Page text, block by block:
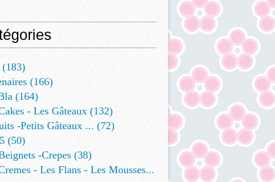
(183)
(166)
(164)
- Les Gâteaux (132)
-petits Gâteaux ... (72)
(50)
-crepes (38)
- Les Flans - Les Mousses...